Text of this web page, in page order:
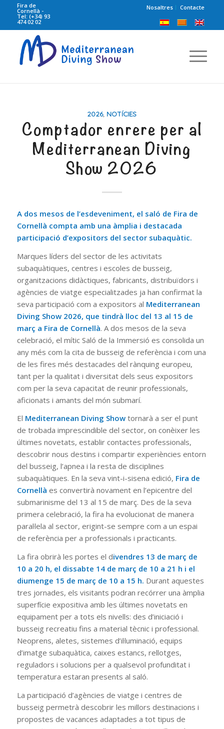
Nosaltres Contacte
Fira de
Cornellà -
Tel: (+34) 93
474 02 02
2026, NOTÍCIES
Comptador enrere per al
Mediterranean Diving
Show 2026
A dos mesos de l’esdeveniment, el saló de Fira de
Cornellà compta amb una àmplia i destacada
participació d’expositors del sector subaquàtic.
Marques líders del sector de les activitats
subaquàtiques, centres i escoles de busseig,
organitzacions didàctiques, fabricants, distribuïdors i
agències de viatge especialitzades ja han confirmat la
seva participació com a expositors al Mediterranean
Diving Show 2026, que tindrà lloc del 13 al 15 de
març a Fira de Cornellà. A dos mesos de la seva
celebració, el mític Saló de la Immersió es consolida un
any més com la cita de busseig de referència i com una
de les fires més destacades del rànquing europeu,
tant per la qualitat i diversitat dels seus expositors
com per la seva capacitat de reunir professionals,
aficionats i amants del món submarí.
El Mediterranean Diving Showtornarà a ser el punt
de trobada imprescindible del sector, on conèixer les
últimes novetats, establir contactes professionals,
descobrir nous destins i compartir experiències entorn
del busseig, l’apnea i la resta de disciplines
subaquàtiques. En la seva vint-i-sisena edició, Fira de
Cornellà es convertirà novament en l’epicentre del
submarinisme del 13 al 15 de març. Des de la seva
primera celebració, la fira ha evolucionat de manera
paral·lela al sector, erigint-se sempre com a un espai
de referència per a professionals i practicants.
La fira obrirà les portes el divendres 13 de març de
10 a 20 h, el dissabte 14 de març de 10 a 21 h i el
diumenge 15 de març de 10 a 15 h. Durant aquestes
tres jornades, els visitants podran recórrer una àmplia
superfície expositiva amb les últimes novetats en
equipament per a tots els nivells: des d’iniciació i
busseig recreatiu fins a material tècnic i professional.
Neoprens, aletes, sistemes d’il·luminació, equips
d’imatge subaquàtica, caixes estancs, rellotges,
reguladors i solucions per a qualsevol profunditat i
temperatura estaran presents al saló.
La participació d’agències de viatge i centres de
busseig permetrà descobrir les millors destinacions i
propostes de vacances adaptades a tot tipus de